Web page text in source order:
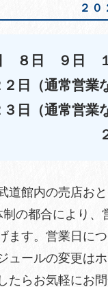
２０
８日 ９日
２日（通常営業
３日（通常営業
道館内の売店お
の都合により
ます。営業日に
ュールの変更は
たらお気軽にお